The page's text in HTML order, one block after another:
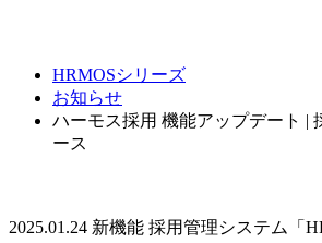
HRMOSシリーズ
お知らせ
ハーモス採用 機能アップデート |
ース
2025.01.24 新機能 採用管理システム「